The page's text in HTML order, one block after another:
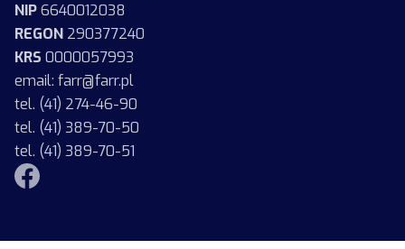
NIP6640012038
REGON 290377240
KRS 0000057993
email: farr@farr.pl
tel. (41) 274-46-90
tel. (41) 389-70-50
tel. (41) 389-70-51